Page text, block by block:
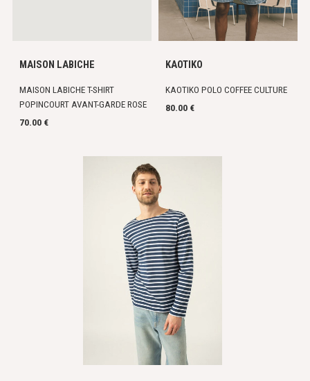
MAISON LABICHE
MAISON LABICHE T-SHIRT
POPINCOURT AVANT-GARDE ROSE
70.00 €
KAOTIKO
KAOTIKO POLO COFFEE CULTURE
80.00 €